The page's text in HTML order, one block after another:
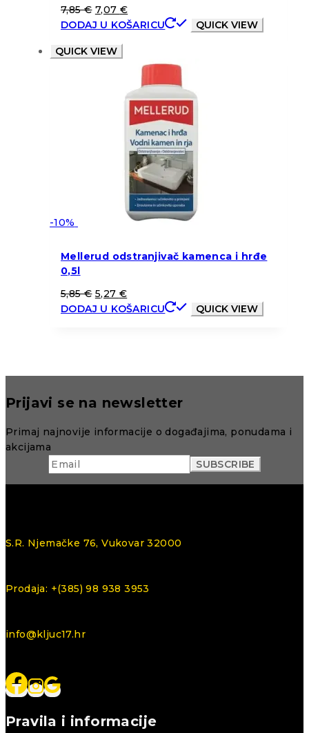
7,85€ 7,07 €
DODAJ U KOŠARICU
QUICK VIEW
QUICK VIEW
-10%
Mellerud odstranjivač kamenca i hrđe
0,5l
5,85€ 5,27 €
DODAJ U KOŠARICU
QUICK VIEW
Prijavi se na newsletter
Primaj najnovije informacije o događajima, ponudama i
akcijama
S.R. Njemačke 76, Vukovar 32000
Prodaja: +(385) 98 938 3953
info@kljuc17.hr
Pravila i informacije